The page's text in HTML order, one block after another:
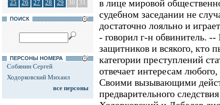
25
26 27 28 29 30 31
ПОИСК
ПЕРСОНЫ НОМЕРА
Собянин Сергей
Ходорковский Михаил
все персоны
в лице мировой
судебном заседании не
достаточно лояльно и
- говорил г-н обвинитель.
защитников и всякого, кто
категории преступлений
отвечает интересам
Своими вызывающими
предварительного